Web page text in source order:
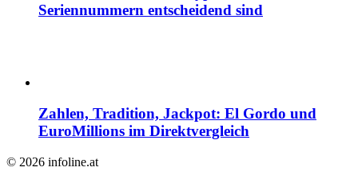
Seriennummern entscheidend sind
Zahlen, Tradition, Jackpot: El Gordo und
EuroMillions im Direktvergleich
© 2026 infoline.at